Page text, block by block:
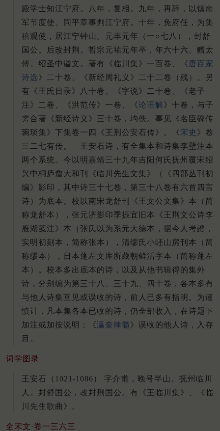
殿学士知江宁府。八年，复相。九年，再辞，以镇南
军节度使、同平章事判江宁府。十年，免府任，为集
禧观使，居江宁钟山。元丰元年（一○七八），封舒
国公。后改封荆。哲宗元祐元年卒，年六十六。赠太
傅。绍圣中谥文。著有《临川集》一百卷、《 唐百家
诗选》二十卷、《新经周礼义》二十二卷（残）。另
有《王氏日录》八十卷、《字说》二十卷、《老子
注》二卷、《洪范传》一卷、《论语解》十卷，与子
雱合著《新经诗义》三十卷，均佚。事见《名臣碑传
琬琰集》下集卷一四《王荆公安石传》。《宋史 》卷
三二七有传。 王安石诗，有全集本和诗集李壁注本
两个系统。今以明嘉靖三十九年吉阳何氏抚州覆宋绍
兴中桐庐詹大和刊《临川先生文集》（《四部丛刊初
编》影印，其中诗三十七卷，第三十八卷有六首四言
诗）为底本。校以南宋龙舒刊《王文公文集》本（简
称龙舒本），张元济影印季振宜旧本《王荆文公诗李
雁湖笺注》本（张氏以为系元大德本，据今人考證，
实明初刻本，简称张本），清缪氏小岯山房刊本（简
称缪本），日本蓬左文库所藏朝鲜活字本（简称蓬左
本）。校本多出底本的诗，以及从他书辑得的集外
诗，分别编为第三十八、三十九、四十卷，各本多有
与他人诗集互见或误收的诗，前人已多有指明。为谨
慎计，凡本集各本已收的诗，仍全部收入，在诗题下
加注或加按说明；《瀛奎律髓》误收的他人诗，入存
目。
词学图录
王安石（1021-1086） 字介甫，晚号半山。抚州临川
人。封舒国公，改封荆国公。有《王临川集》、《临
川先生歌曲》。
全宋文·卷一三六三